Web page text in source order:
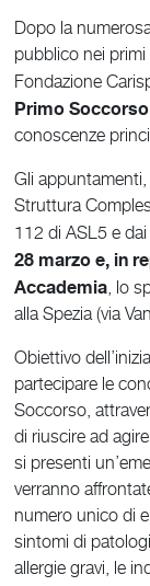
Dopo la
pubblico nei
Fondazione
Primo
conoscenze
Gli
Struttura
112 di ASL5 e
28 marzo e, in
Accademia, lo
alla Spezia (via
Obiettivo
partecipare le
Soccorso,
di riuscire ad
si presenti
verranno
numero unico di
sintomi di
allergie gravi, le